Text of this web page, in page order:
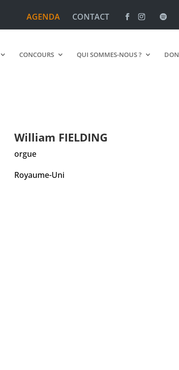
AGENDA CONTACT
CONCOURS QUI SOMMES-NOUS ? DON
William FIELDING
orgue
Royaume-Uni